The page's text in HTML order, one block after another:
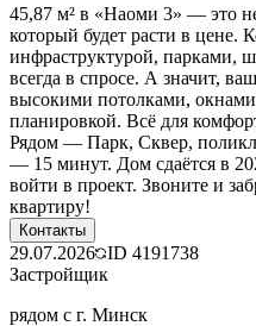
45,87 м² в «Наоми 3» — это
который будет расти в цене.
инфраструктурой,
всегда в спросе. А значит,
высокими потолками,
планировкой. Всё для
Рядом — Парк, Сквер,
— 15 минут. Дом сдаётся в
войти в проект. Звоните и
квартиру!
Контакты
29.07.2026 ID 4191738
Застройщик
рядом с г. Минск